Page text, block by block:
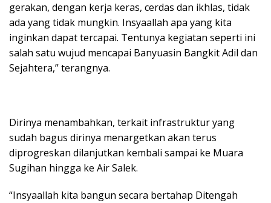
gerakan, dengan kerja keras, cerdas dan ikhlas, tidak
ada yang tidak mungkin. Insyaallah apa yang kita
inginkan dapat tercapai. Tentunya kegiatan seperti ini
salah satu wujud mencapai Banyuasin Bangkit Adil dan
Sejahtera,” terangnya.
Dirinya menambahkan, terkait infrastruktur yang
sudah bagus dirinya menargetkan akan terus
diprogreskan dilanjutkan kembali sampai ke Muara
Sugihan hingga ke Air Salek.
“Insyaallah kita bangun secara bertahap Ditengah